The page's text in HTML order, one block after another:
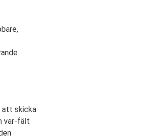
att skicka
var-fält